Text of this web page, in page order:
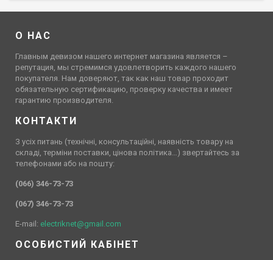
О НАС
Главным девизом нашего интернет магазина является –
репутация, мы стремимся удовлетворить каждого нашего
покупателя. Нам доверяют, так как наш товар проходит
обязательную сертификацию, проверку качества и имеет
гарантию производителя.
КОНТАКТИ
З усіх питань (технічні, консультаційні, наявність товару на
складі, терміни поставки, цінова політика…) звертайтесь за
телефонами або на пошту:
(066) 346-73-73
(067) 346-73-73
E-mail: electriknet@gmail.com
ОСОБИСТИЙ КАБІНЕТ